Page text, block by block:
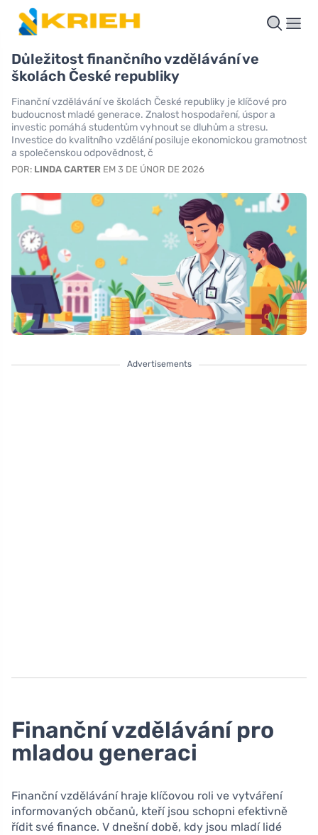
Důležitost finančního vzdělávání ve
školách České republiky
Finanční vzdělávání ve školách České republiky je klíčové pro
budoucnost mladé generace. Znalost hospodaření, úspor a
investic pomáhá studentům vyhnout se dluhům a stresu.
Investice do kvalitního vzdělání posiluje ekonomickou gramotnost
a společenskou odpovědnost, č
POR: LINDA CARTER EM 3 DE ÚNOR DE 2026
Advertisements
Finanční vzdělávání pro
mladou generaci
Finanční vzdělávání hraje klíčovou roli ve vytváření
informovaných občanů, kteří jsou schopni efektivně
řídit své finance. V dnešní době, kdy jsou mladí lidé